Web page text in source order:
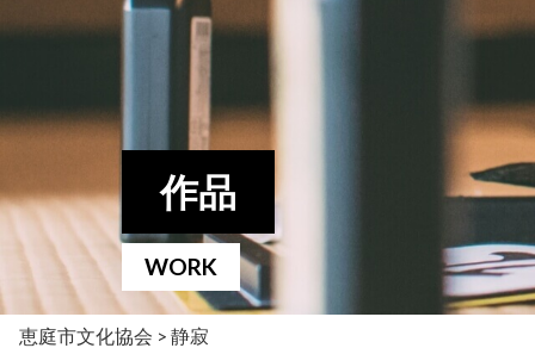
作品
WORK
恵庭市文化協会 > 静寂